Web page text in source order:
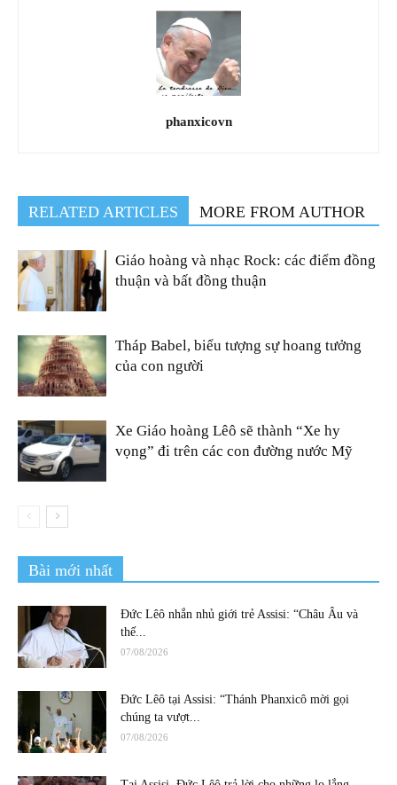
phanxicovn
RELATED ARTICLES MORE FROM AUTHOR
Giáo hoàng và nhạc Rock: các điểm đồng
thuận và bất đồng thuận
Tháp Babel, biểu tượng sự hoang tưởng
của con người
Xe Giáo hoàng Lêô sẽ thành “Xe hy
vọng” đi trên các con đường nước Mỹ
Bài mới nhất
Đức Lêô nhắn nhủ giới trẻ Assisi: “Châu Âu và
thế...
07/08/2026
Đức Lêô tại Assisi: “Thánh Phanxicô mời gọi
chúng ta vượt...
07/08/2026